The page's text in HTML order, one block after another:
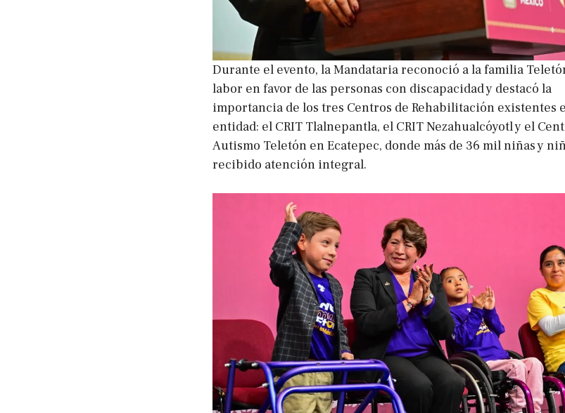
Durante el evento, la Mandataria reconoció a la familia
labor en favor de las personas con discapacidad y destacó la
importancia de los tres Centros de Rehabilitación existentes
entidad: el CRIT Tlalnepantla, el CRIT Nezahualcóyotl y el
Autismo Teletón en Ecatepec, donde más de 36 mil niñas y
recibido atención integral.